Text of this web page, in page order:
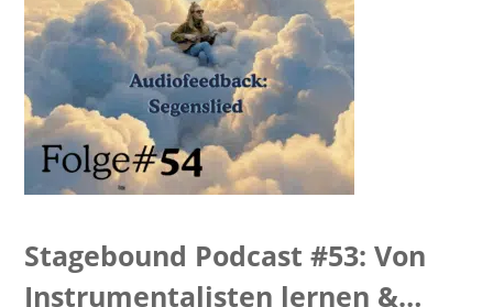
Stagebound Podcast #53: Von
Instrumentalisten lernen &